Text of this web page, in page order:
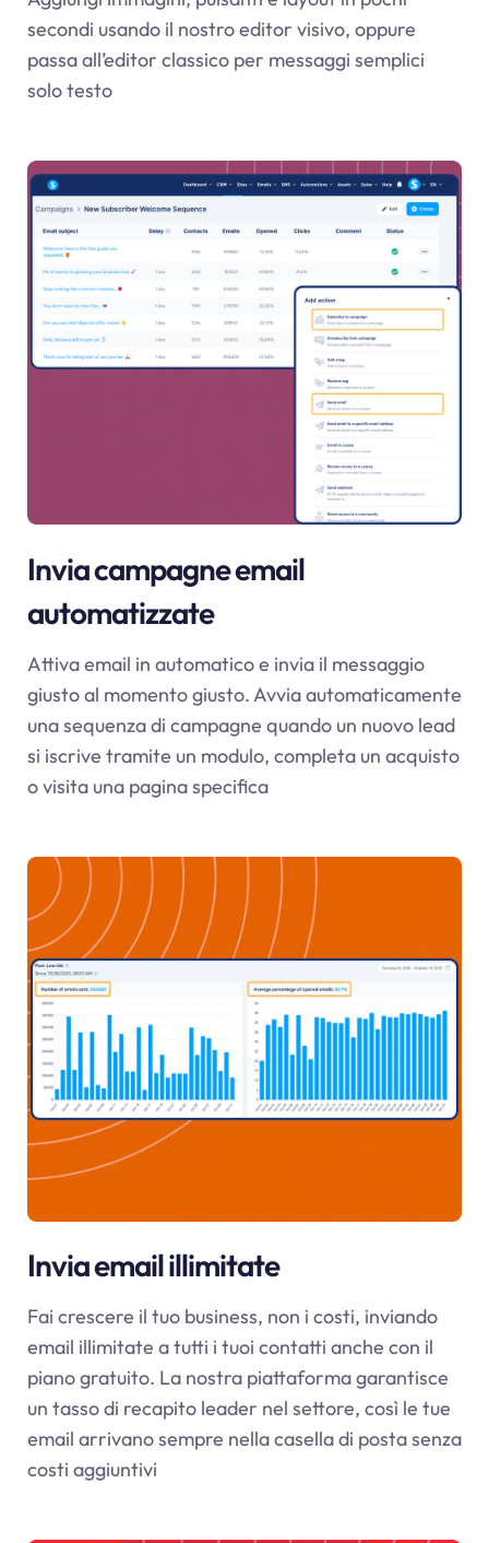
secondi usando il nostro editor visivo, oppure
passa all’editor classico per messaggi semplici
solo testo
Invia campagne email
automatizzate
Attiva email in automatico e invia il messaggio
giusto al momento giusto. Avvia automaticamente
una sequenza di campagne quando un nuovo lead
si iscrive tramite un modulo, completa un acquisto
o visita una pagina specifica
Invia email illimitate
Fai crescere il tuo business, non i costi, inviando
email illimitate a tutti i tuoi contatti anche con il
piano gratuito. La nostra piattaforma garantisce
un tasso di recapito leader nel settore, così le tue
email arrivano sempre nella casella di posta senza
costi aggiuntivi